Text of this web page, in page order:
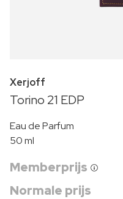
Xerjoff
Torino 21 EDP
Eau de Parfum
50 ml
Memberprijs
Normale prijs